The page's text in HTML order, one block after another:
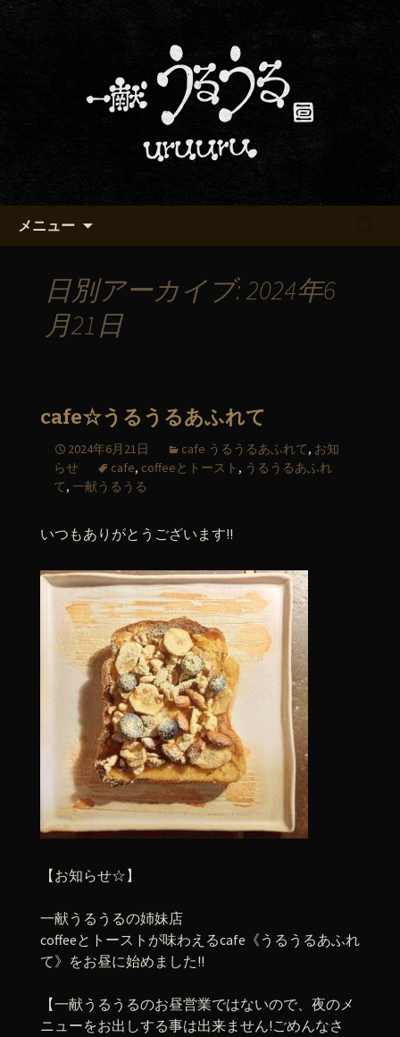
京都・五条でおいしい地酒が飲
める「一献うるうる」のブロ
京都・五条烏丸の町屋居酒屋「一献う
るうる」からのお知らせ
メニュー
日別アーカイブ: 2024年6
月21日
cafe☆うるうるあふれて
2024年6月21日 cafe うるうるあふれて, お知
らせ
cafe, coffeeとトースト , うるうるあふれ
て, 一献うるうる
いつもありがとうございます!!
【お知らせ☆】
一献うるうるの姉妹店
coffeeとトーストが味わえるcafe《うるうるあふれ
て》をお昼に始めました!!
【一献うるうるのお昼営業ではないので、夜のメ
ニューをお出しする事は出来ません!ごめんなさ